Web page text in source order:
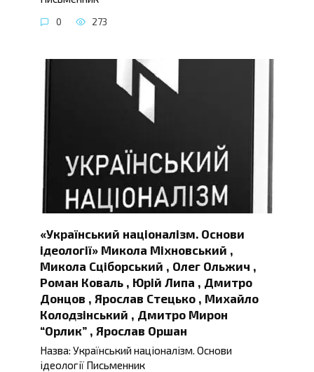
0 273
«Український націоналізм. Основи
ідеології» Микола Міхновський ,
Микола Сціборський , Олег Ольжич ,
Роман Коваль , Юрій Липа , Дмитро
Донцов , Ярослав Стецько , Михайло
Колодзінський , Дмитро Мирон
“Орлик” , Ярослав Оршан
Назва: Український націоналізм. Основи
ідеології Письменник